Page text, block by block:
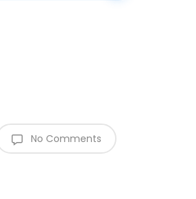
No Comments